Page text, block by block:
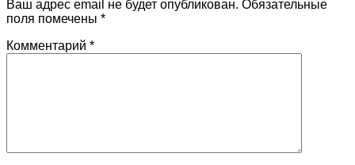
Ваш адрес email не будет опубликован. Обязательные
поля помечены *
Комментарий *